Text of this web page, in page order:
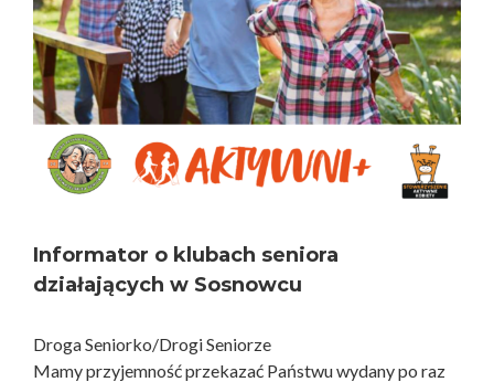
Informator o klubach seniora
działających w Sosnowcu
Droga Seniorko/Drogi Seniorze
Mamy przyjemność przekazać Państwu wydany po raz